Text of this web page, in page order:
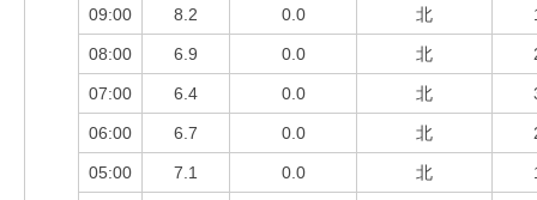
09:00 8.2 0.0 北
08:00 6.9 0.0 北
07:00 6.4 0.0 北
06:00 6.7 0.0 北
05:00 7.1 0.0 北